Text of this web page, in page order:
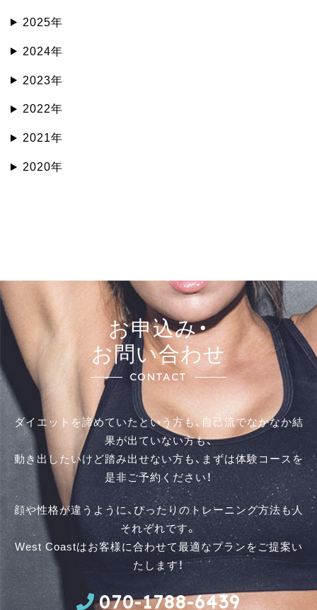
2025年
2024年
2023年
2022年
2021年
2020年
お申込み・
お問い合わせ
CONTACT
ダイエットを諦めていたという方も、自己流でなかなか結
果が出ていない方も、
動き出したいけど踏み出せない方も、まずは体験コースを
是⾮ご予約ください！
顔や性格が違うように、ぴったりのトレーニング方法も人
それぞれです。
West Coastはお客様に合わせて最適なプランをご提案い
たします！
070-1788-6439